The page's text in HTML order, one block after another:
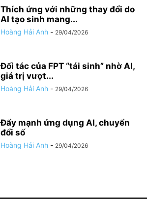
Thích ứng với những thay đổi do
AI tạo sinh mang...
Hoàng Hải Anh - 29/04/2026
Đối tác của FPT “tái sinh” nhờ AI,
giá trị vượt...
Hoàng Hải Anh - 29/04/2026
Đẩy mạnh ứng dụng AI, chuyển
đổi số
Hoàng Hải Anh - 29/04/2026